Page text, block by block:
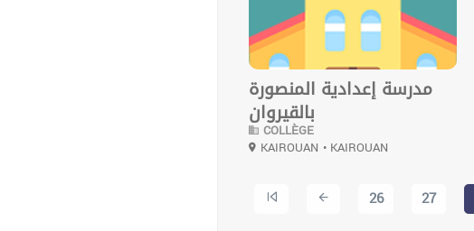
مدرسة إعدادية المنصورة
بالقيروان
COLLÈGE
KAIROUAN • KAIROUAN
26 27